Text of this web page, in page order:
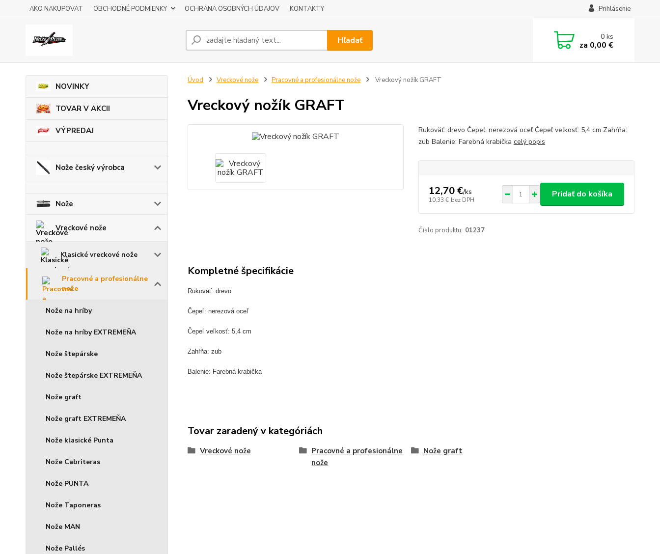
AKO NAKUPOVAT OBCHODNÉ PODMIENKY OCHRANA OSOBNÝCH ÚDAJOV KONTAKTY Prihlásenie
Hľadať 0ks
za 0,00 €
NOVINKY
TOVAR V AKCII
VÝPREDAJ
Nože český výrobca
Nože
Vreckové nože
Klasické vreckové nože
Pracovné a profesionálne
nože
Nože na hríby
Nože na hríby EXTREMEŇA
Nože štepárske
Nože štepárske EXTREMEŇA
Nože graft
Nože graft EXTREMEŇA
Nože klasické Punta
Nože Cabriteras
Nože PUNTA
Nože Taponeras
Nože MAN
Nože Pallés
Úvod Vreckové nože Pracovné a profesionálne nože Vreckový nožík GRAFT
Vreckový nožík GRAFT
Rukoväť: drevo Čepeľ: nerezová oceľ Čepeľ veľkosť: 5,4 cm Zahŕňa:
zub Balenie: Farebná krabička celý popis
12,70 €/ks
10,33 € bez DPH
Pridať do košíka
Číslo produktu: 01237
Kompletné špecifikácie
Rukoväť: drevo
Čepeľ: nerezová oceľ
Čepeľ veľkosť: 5,4 cm
Zahŕňa: zub
Balenie: Farebná krabička
Tovar zaradený v kategóriách
Vreckové nože
Pracovné a profesionálne
nože
Nože graft